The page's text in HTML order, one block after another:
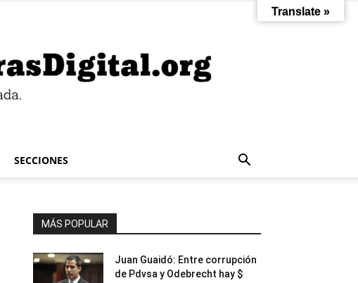
SECCIONES
MÁS POPULAR
Juan Guaidó: Entre corrupción
de Pdvsa y Odebrecht hay $
Translate »